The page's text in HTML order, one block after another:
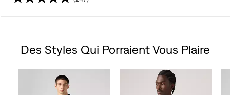
sur
5.
Des Styles Qui Porraient Vous Plaire